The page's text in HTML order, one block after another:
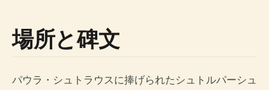
場所と碑文
パウラ・シュトラウスに捧げられたシュトルパーシュ